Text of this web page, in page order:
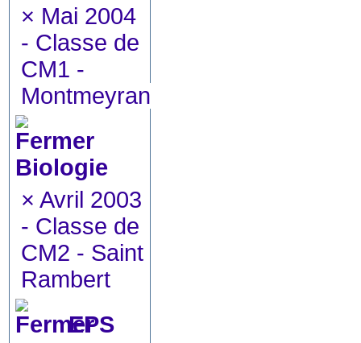
× Mai 2004
- Classe de
CM1 -
Montmeyran
Biologie
× Avril 2003
- Classe de
CM2 - Saint
Rambert
EPS